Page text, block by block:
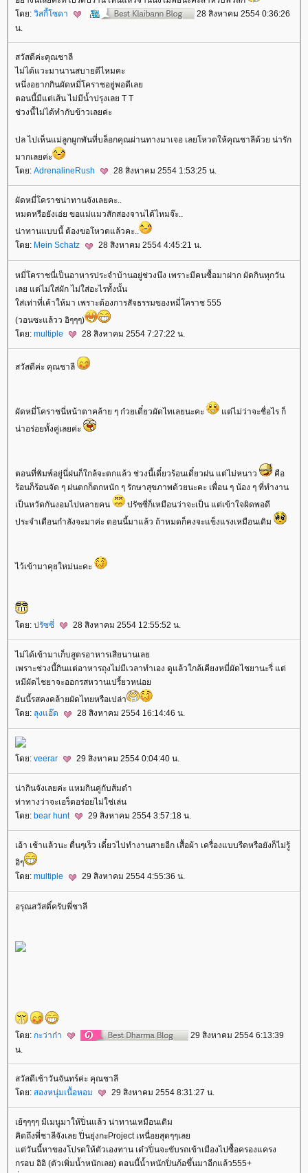
ดย: วิสกี้โซดา
28 สิงหาคม 2554 0:36:26
น.
สวัสดีค่ะคุณชาลี
ไม่ได้แวะมานานสบายดีไหมคะ
หนึ่งอยากกินผัดหมี่โคราชอยู่พอดีเล
ตอนนี้มีแต่เส้น ไม่มีน้ำปรุงเลย T T
ช่วงนี้ไม่ได้ทำกับข้าวเลยค่ะ
ปล ไปเห็นแม่ลูกผูกพันที่บล็อกคุณผ่านทางมาเจอ เลยโหวตให้คุณชาลีด้วย น่ารัก
มากเลยค่ะ
ดย: AdrenalineRush 28 สิงหาคม 2554 1:53:25 น.
ผัดหมี่โคราชน่าทานจังเลยคะ..
หมดหรือยังเอ่ย ขอแม่แมวสักสองจานได้ไหมจ๊ะ..
น่าทานแบบนี้ ต้องขอโหวตแล้วคะ..
ดย: Mein Schatz 28 สิงหาคม 2554 4:45:21 น.
หมี่โคราชนี่เป็นอาหารประจำบ้านอยู่ช่วงนึง เพราะมีคนซื้อมาฝาก ผัดกินทุกวัน
เลย แต่ไม่ใส่ผัก ไม่ใส่อะไรทั้งนั้น
ส่เท่าที่เค้าให้มา เพราะต้องการสัจธรรมของหมี่โคราช 555
(วอนซะแล้วว อิๆๆๆ)
ดย: multiple 28 สิงหาคม 2554 7:27:22 น.
สวัสดีค่ะ คุณชาลี
ผัดหมี่โคราชนี่หน้าตาคล้าย ๆ ก๋วยเตี๋ยวผัดไทเลยนะคะ
ต่ไม่ว่าจะชื่อไร ก็
น่าอร่อยทั้งคู่เลยค่ะ
ตอนที่พิมพ์อยู่นี่ฝนก็ใกล้จะตกแล้ว ช่วงนี้เดี๋ยวร้อนเดี๋ยวฝน แต่ไม่หนาว
คือ
ร้อนก็ร้อนจัด ๆ ฝนตกก็ตกหนัก ๆ รักษาสุขภาพด้วยนะคะ เพื่อน ๆ น้อง ๆ ที่ทำงาน
เป็นหวัดกันงอมไปหลายคน
ปรัซซี่ก็เหมือนว่าจะเป็น แต่เข้าใจผิดพอดี
ประจำเดือนกำลังจะมาค่ะ ตอนนี้มาแล้ว ถ้าหมดก็คงจะแข็งแรงเหมือนเดิม
ไว้เข้ามาคุยใหม่นะคะ
ดย: ปรัซซี่ 28 สิงหาคม 2554 12:55:52 น.
ไม่ได้เข้ามาเก็บสูตรอาหารเสียนานเล
เพราะช่วงนี้กินแต่อาหารถุงไม่มีเวลาทำเอง ดูแล้วใกล้เคียงหมี่ผัดไชยานะรี่ แต่
หมีผัดไชยาจะออกรสหวานเปรี้ยวหน่อ
อันนี้รสคงคล้ายผัดไทยหรือเปล่า
ดย: ลุงแอ๊ด 28 สิงหาคม 2554 16:14:46 น.
ดย: veerar 29 สิงหาคม 2554 0:04:40 น.
น่ากินจังเลยค่ะ แหมกินคู่กับส้มตำ
ท่าทางว่าจะเอร็ดอร่อยไม่ใช่เล่น
ดย: bear hunt 29 สิงหาคม 2554 3:57:18 น.
เอ้า เช้าแล้วนะ ตื่นๆเร็ว เดี๋ยวไปทำงานสายอีก เสื้อผ้า เครื่องแบบรีดหรือยังก็ไม่รู้
อิๆ
ดย: multiple 29 สิงหาคม 2554 4:55:36 น.
อรุณสวัสดิ์ครับพี่ชาลี
ดย: กะว่าก๋า
29 สิงหาคม 2554 6:13:39
น.
สวัสดีเช้าวันจันทร์ค่ะ คุณชาลี
ดย: สองหนุ่มเนื้อหอม 29 สิงหาคม 2554 8:31:27 น.
เย้ๆๆๆๆ มีเมนูมาให้ปิ่นแล้ว น่าทานเหมือนเดิม
คิดถึงพี่ชาลีจังเลย ปิ่นยุ่งกะProject เหนื่อยสุดๆๆเล
ต่วันนี้หาของโปรดให้ตัวเองทาน เด๋วปิ่นจะขับรถเข้าเมืองไปซื้อครองแครง
กรอบ อิอิ (ตัวเพิ่มน้ำหนักเลย) ตอนนี้น้ำหนักปิ่นก้อขึ้นมาอีกแล้ว555+